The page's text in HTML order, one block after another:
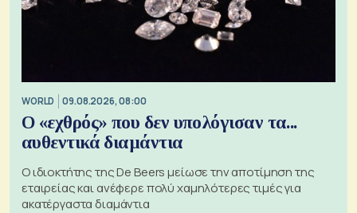
WORLD 09.08.2026, 08:00
Ο «εχθρός» που δεν υπολόγισαν τα...
αυθεντικά διαμάντια
Ο ιδιοκτήτης της De Beers μείωσε την αποτίμηση της
εταιρείας και ανέφερε πολύ χαμηλότερες τιμές για
ακατέργαστα διαμάντια